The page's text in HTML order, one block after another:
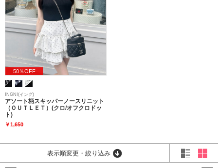
50％OFF
INGNI(イング)
アソート柄スキッパーノースリニット
（ＯＵＴＬＥＴ）(クロ/オフクロドッ
ト)
￥1,650
表示順変更・絞り込み